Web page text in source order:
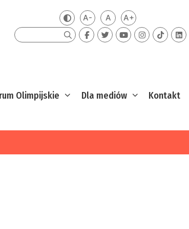
Zmień kontrast
A-Mniejsza czcionka
ADomyślna czcionka
A+Większa
Szukaj
Olimpijskie Dla mediów Kontakt